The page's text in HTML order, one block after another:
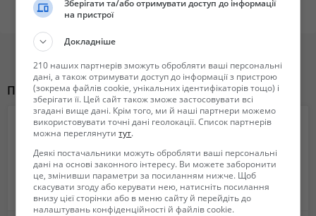
Гарантия 365 дней.
Гидроцилиндр тракторного прицепа 1птс-9, 1птс-2, 2птс-4, 1нтс-10,
2птс-6.
Новые и после ремонта, звони, гарантия 365 дней.
Звоните, подберем гидроцилиндр под ваши параметры либо
изготовим нестандартные гидроцилиндры.
Подробнее на сайте gidravliks.com.
Тел.: 0678854488
Похожие объявления
Зберігати та/або отримувати доступ до інформації
на пристрої
Докладніше
210 наших партнерів зможуть обробляти ваші персональні
дані, а також отримувати доступ до інформації з пристрою
(зокрема файлів cookie, унікальних ідентифікаторів тощо) і
зберігати її. Цей сайт також зможе застосовувати всі
згадані вище дані. Крім того, ми й наші партнери можемо
використовувати точні дані геолокації. Список партнерів
можна переглянутитут.
Деякі постачальники можуть обробляти ваші персональні
дані на основі законного інтересу. Ви можете заборонити
це, змінивши параметри за посиланням нижче. Щоб
скасувати згоду або керувати нею, натисніть посилання
внизу цієї сторінки або в меню сайту й перейдіть до
налаштувань конфіденційності й файлів cookie.